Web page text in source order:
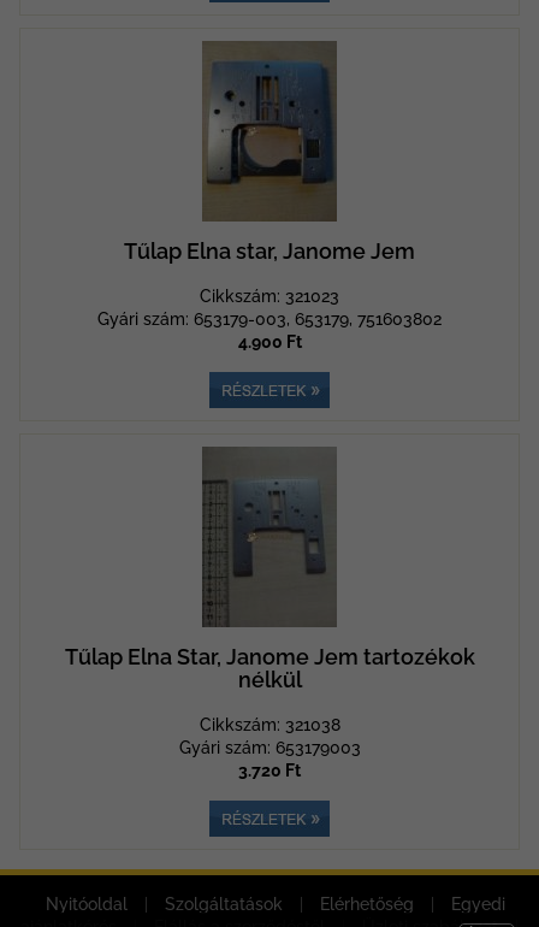
Tűlap Elna star, Janome Jem
Cikkszám: 321023
Gyári szám: 653179-003, 653179, 751603802
4.900 Ft
Tűlap Elna Star, Janome Jem tartozékok
nélkül
Cikkszám: 321038
Gyári szám: 653179003
3.720 Ft
Nyitóoldal Szolgáltatások Elérhetőség
Egyedi